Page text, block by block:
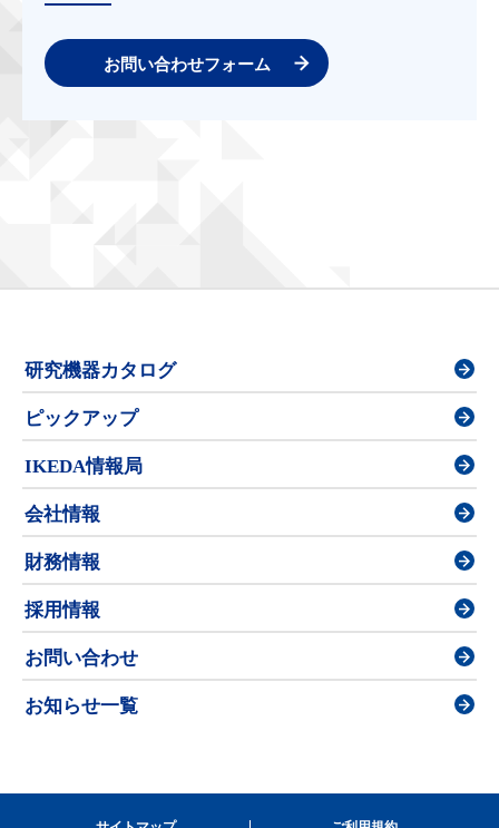
お問い合わせフォーム
研究機器カタログ
ピックアップ
IKEDA情報局
会社情報
財務情報
採用情報
お問い合わせ
お知らせ一覧